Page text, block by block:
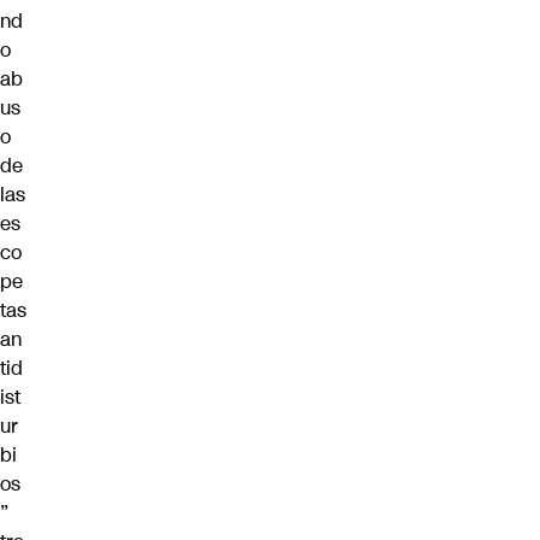
nd
o
ab
us
o
de
las
es
co
pe
tas
an
tid
ist
ur
bi
os
”